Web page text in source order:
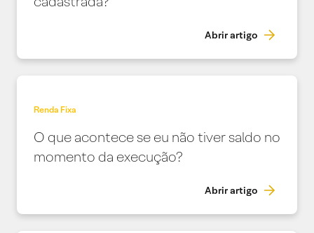
Abrir artigo
Renda Fixa
O que acontece se eu não tiver saldo no
momento da execução?
Abrir artigo